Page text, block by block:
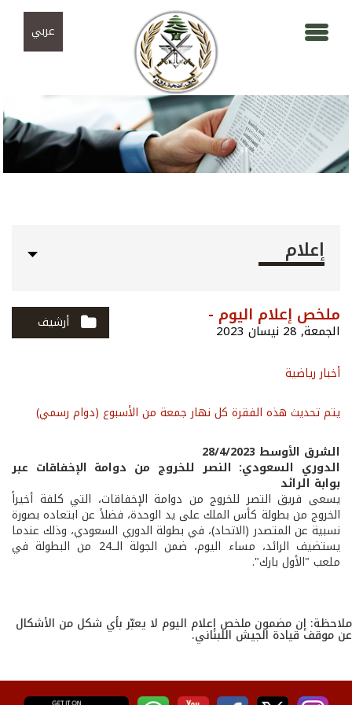
عربي
إعلام
ملخص إعلام اليوم -
الجمعة, 28 نيسان 2023 أرشيف
أخبار رياضية
يتم تحديث هذه الفقرة كل نهار جمعة من الأسبوع (دوام رسمي)
الشرق الأوسط 28/4/2023
الدوري السعودي: النصر للخروج من دوامة الإخفاقات عبر
بوابة الرائد
يسعى فريق التصر للخروج من دوامة الإخفاقات، التي كلفة أخيراً
الخروج من بطولة كأس الملك على يد الوحدة، فضلاً عن ابتعاده بصورة
نسبية عن المتصدر (الاتحاد)، في بطولة الدوري السعودي، وذلك عندما
يستضيف الرائد، مساء اليوم، ضمن الجولة الــ24 من البطولة في
ملعب "الأول بارك".
ملاحظة: إن مضمون ملخص إعلام اليوم لا يعبّر بأي شكل من الأشكال
عن موقف قيادة الجيش اللبناني.